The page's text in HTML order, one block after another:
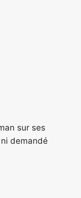
sur ses
demandé